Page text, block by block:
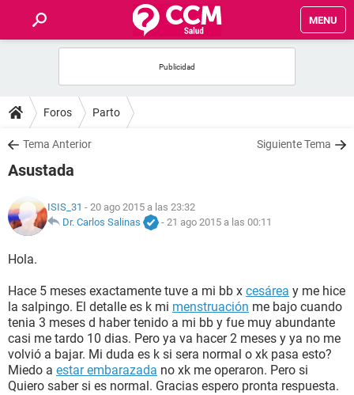
MENU
FOROS
SALUD
NUTRICIÓN
BIENESTAR
SEXUALIDAD
GLOSARIO
Foros Parto
Tema Anterior Siguiente Tema
Asustada
ISIS_31 - 20 ago 2015 a las 23:32
Dr. Carlos Salinas
- 21 ago 2015 a las 00:11
Hola.
Hace 5 meses exactamente tuve a mi bb x cesárea y me hice
la salpingo. El detalle es k mi menstruación me bajo cuando
tenia 3 meses d haber tenido a mi bb y fue muy abundante
casi me tardo 10 dias. Pero ya va hacer 2 meses y ya no me
volvió a bajar. Mi duda es k si sera normal o xk pasa esto?
Miedo a estar embarazada no xk me operaron. Pero si
Quiero saber si es normal. Gracias espero pronta respuesta.